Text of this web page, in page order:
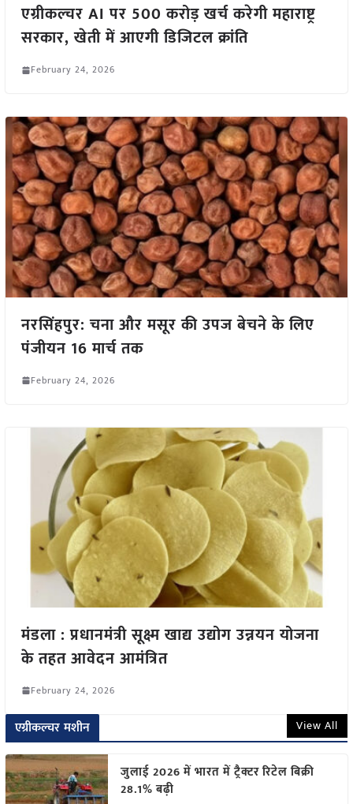
एग्रीकल्चर AI पर 500 करोड़ खर्च करेगी महाराष्ट्र
सरकार, खेती में आएगी डिजिटल क्रांति
February 24, 2026
नरसिंहपुर: चना और मसूर की उपज बेचने के लिए
पंजीयन 16 मार्च तक
February 24, 2026
मंडला : प्रधानमंत्री सूक्ष्म खाद्य उद्योग उन्नयन योजना
के तहत आवेदन आमंत्रित
February 24, 2026
एग्रीकल्चर मशीन View All
जुलाई 2026 में भारत में ट्रैक्टर रिटेल बिक्री
28.1% बढ़ी